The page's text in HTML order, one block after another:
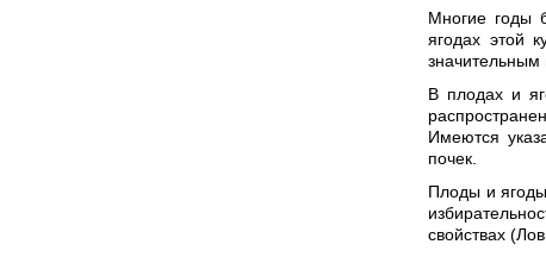
Многие годы
ягодах этой
значительным
В плодах и
Имеются
почек.
Плоды и
свойствах